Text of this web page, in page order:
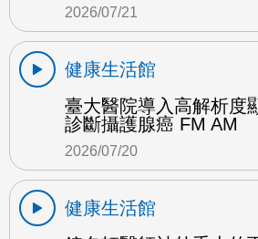
2026/07/21
健康生活館
臺大醫院導入高解析度
診斷攝護腺癌 FM AM
2026/07/20
健康生活館